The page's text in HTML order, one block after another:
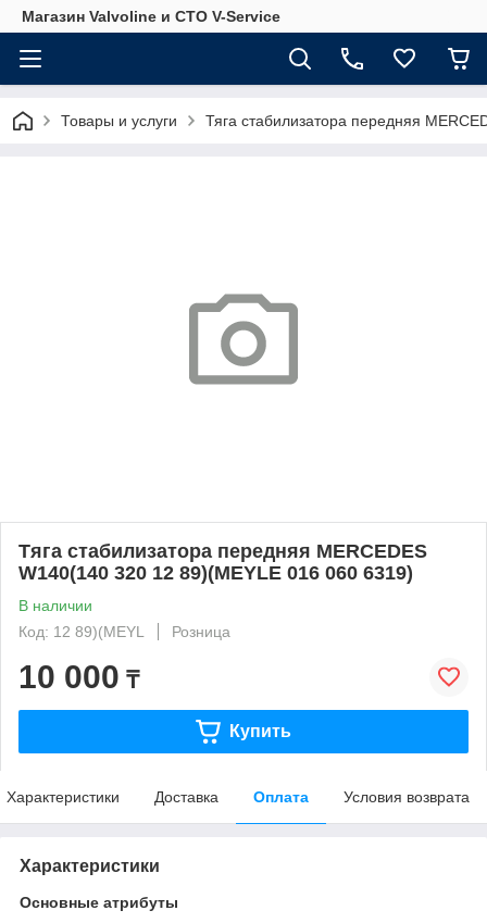
Магазин Valvoline и СТО V-Service
Товары и услуги Тяга стабилизатора передняя
Тяга стабилизатора передняя MERCEDES
W140(140 320 12 89)(MEYLE 016 060 6319)
В наличии
Код: 12 89)(MEYL
Розница
10 000 ₸
Купить
Характеристики Доставка Оплата Условия возврата
Характеристики
Основные атрибуты